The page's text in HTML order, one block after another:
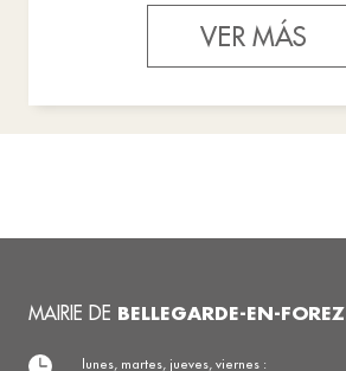
VER MÁS
MAIRIE DE BELLEGARDE-EN-FOREZ
lunes, martes, jueves, viernes :